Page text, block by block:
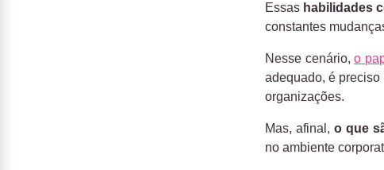
Essas habilidades
constantes
Nesse cenário,o
adequado, é
organizações.
Mas, afinal, o que
no ambiente